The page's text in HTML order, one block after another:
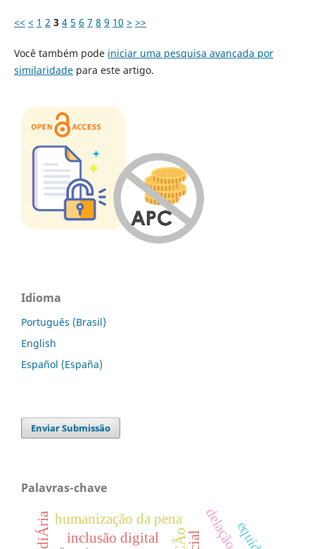
<< < 1 2 3 4 5 6 7 8 9 10 > >>
Você também pode iniciar uma pesquisa avançada por
similaridadepara este artigo.
Idioma
Português (Brasil)
English
Español (España)
Enviar Submissão
Palavras-chave
humanização da pena
inclusão digital